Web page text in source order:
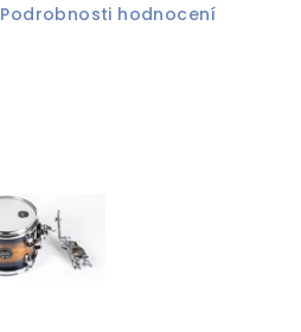
Podrobnosti hodnocení